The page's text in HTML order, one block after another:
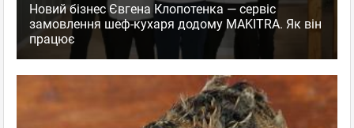
Новий бізнес Євгена Клопотенка — сервіс
замовлення шеф-кухаря додому MAKITRA. Як він
працює